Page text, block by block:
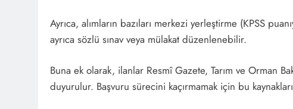
Ayrıca, alımların bazıları merkezi yerleştirme (KPSS
ayrıca sözlü sınav veya mülakat düzenlenebilir.
Buna ek olarak, ilanlar Resmî Gazete, Tarım ve Orman
duyurulur. Başvuru sürecini kaçırmamak için bu